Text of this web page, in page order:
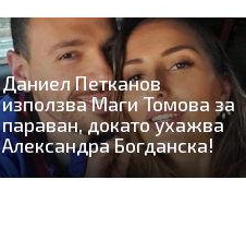
Даниел Петканов
използва Маги Томова за
параван, докато ухажва
Александра Богданска!